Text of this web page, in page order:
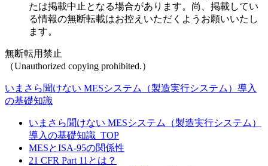
たは掲載中止となる場合があります。尚、掲載してい
る情報の無断転載はお控えいただくようお願いいたし
ます。
無断転用禁止
（Unauthorized copying prohibited.）
いまさら聞けない MESシステム（製造実行システム）導入
の基礎知識
いまさら聞けない MESシステム（製造実行システム）
導入の基礎知識_TOP
MESとISA-95の関係性
21 CFR Part 11とは？